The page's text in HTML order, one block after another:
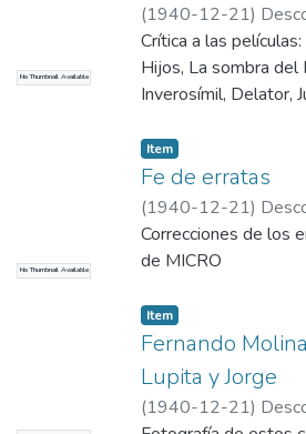
No Thumbnail Available
(1940-12-21)
Crítica a las
Hijos, La sombra del
Inverosímil, Delator,
No Thumbnail Available
Item
Fe de erratas
(1940-12-21)
Correcciones de los
de MICRO
Item
Fernando
Lupita y Jorge
(1940-12-21)